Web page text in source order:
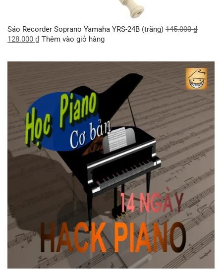
Sáo Recorder Soprano Yamaha YRS-24B (trắng) 145.000₫
128.000 ₫ Thêm vào giỏ hàng